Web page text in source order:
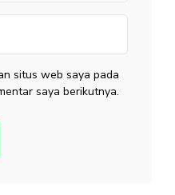
situs web saya pada
saya berikutnya.